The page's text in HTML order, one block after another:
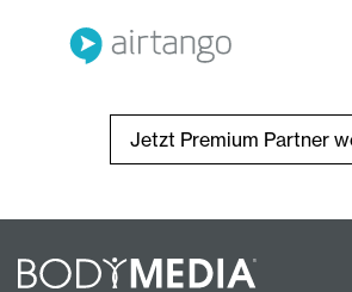
Jetzt Premium Partner